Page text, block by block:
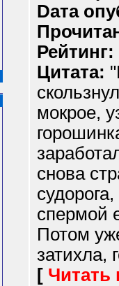
Dата
Рейтинг:
Цитата:
мокрое,
снова
спермой
Потом
затихла,
[ Читать